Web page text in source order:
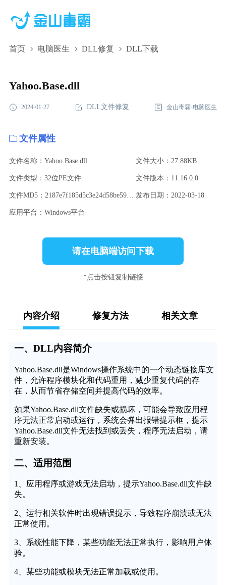
首页 电脑医生 DLL修复 DLL下载
Yahoo.Base.dll,Yahoo.Base.dll下载,Yahoo.Base.dll修复
Yahoo.Base.dll
2024-01-27 DLL文件修复 金山毒霸-电脑医生
文件属性
文件名称：Yahoo.Base.dll 文件大小：27.88KB
文件类型：32位PE文件 文件版本：11.16.0.0
文件MD5：2187e7f185d5c3e24d58be59678aa299 发布日期：2022-03-18
应用平台：Windows平台
请在电脑端访问下载
*点击按钮复制链接
内容介绍 修复方法 相关文章
一、DLL内容简介
Yahoo.Base.dll是Windows操作系统中的一个动态链接库文
件，允许程序模块化和代码重用，减少重复代码的存
在，从而节省存储空间并提高代码的效率。
如果Yahoo.Base.dll文件缺失或损坏，可能会导致应用程
序无法正常启动或运行，系统会弹出报错提示框，提示
Yahoo.Base.dll文件无法找到或丢失，程序无法启动，请
重新安装。
二、适用范围
1、应用程序或游戏无法启动，提示Yahoo.Base.dll文件缺
失。
2、运行相关软件时出现错误提示，导致程序崩溃或无法
正常使用。
3、系统性能下降，某些功能无法正常执行，影响用户体
验。
4、某些功能或模块无法正常加载或使用。